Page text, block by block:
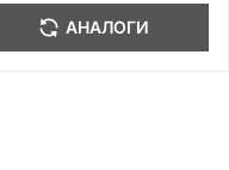
АНАЛОГИ